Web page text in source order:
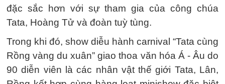
đặc sắc hơn với sự tham gia của công chúa
Tata, Hoàng Tử và đoàn tuỳ tùng.
Trong khi đó, show diễu hành carnival “Tata cùng
Rồng vàng du xuân” giao thoa văn hóa Á - Âu do
90 diễn viên là các nhân vật thế giới Tata, Lân,